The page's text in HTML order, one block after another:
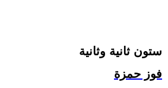
ستون ثانية وثانية
فوز حمزة